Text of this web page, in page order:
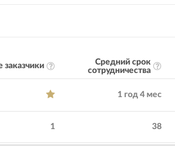
заказчики
Средний срок
сотрудничества
1 год 4 мес
1 38